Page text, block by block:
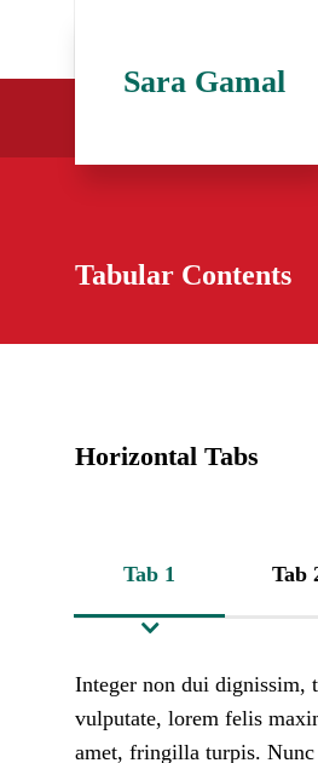
Sara Gamal
Tabular Contents
Horizontal Tabs
Tab 1 Tab
Integer non dui dignissim,
vulputate, lorem felis
amet, fringilla turpis.